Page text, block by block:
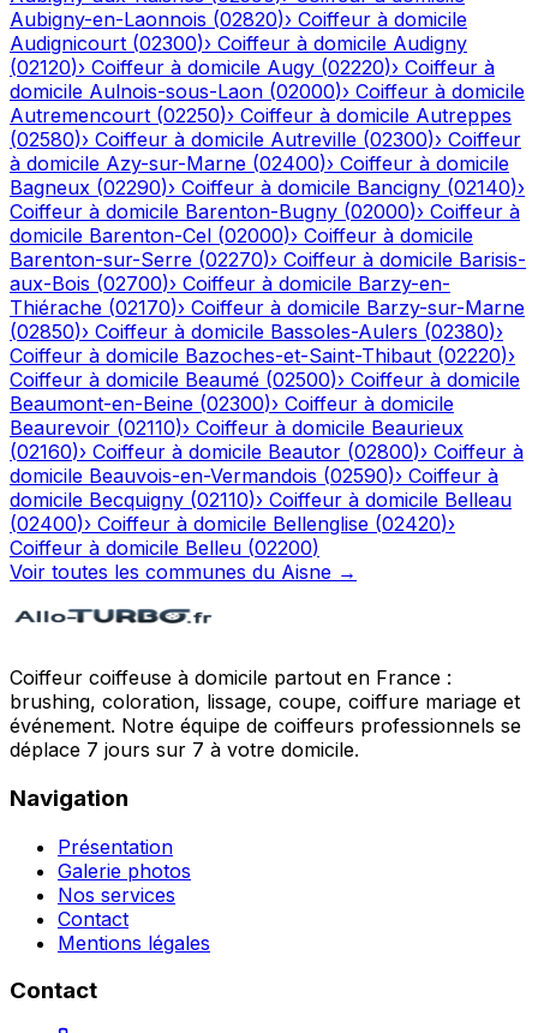
Aubigny-en-Laonnois (02820)› Coiffeur à domicile
Audignicourt (02300)› Coiffeur à domicile Audigny
(02120)› Coiffeur à domicile Augy (02220)› Coiffeur à
domicile Aulnois-sous-Laon (02000)› Coiffeur à domicile
Autremencourt (02250)› Coiffeur à domicile Autreppes
(02580)› Coiffeur à domicile Autreville (02300)› Coiffeur
à domicile Azy-sur-Marne (02400)› Coiffeur à domicile
Bagneux (02290)› Coiffeur à domicile Bancigny (02140)›
Coiffeur à domicile Barenton-Bugny (02000)› Coiffeur à
domicile Barenton-Cel (02000)› Coiffeur à domicile
Barenton-sur-Serre (02270)› Coiffeur à domicile Barisis-
aux-Bois (02700)› Coiffeur à domicile Barzy-en-
Thiérache (02170)› Coiffeur à domicile Barzy-sur-Marne
(02850)› Coiffeur à domicile Bassoles-Aulers (02380)›
Coiffeur à domicile Bazoches-et-Saint-Thibaut (02220)›
Coiffeur à domicile Beaumé (02500)› Coiffeur à domicile
Beaumont-en-Beine (02300)› Coiffeur à domicile
Beaurevoir (02110)› Coiffeur à domicile Beaurieux
(02160)› Coiffeur à domicile Beautor (02800)› Coiffeur à
domicile Beauvois-en-Vermandois (02590)› Coiffeur à
domicile Becquigny (02110)› Coiffeur à domicile Belleau
(02400)› Coiffeur à domicile Bellenglise (02420)›
Coiffeur à domicile Belleu (02200)
Voir toutes les communes du Aisne →
Coiffeur coiffeuse à domicile partout en France :
brushing, coloration, lissage, coupe, coiffure mariage et
événement. Notre équipe de coiffeurs professionnels se
déplace 7 jours sur 7 à votre domicile.
Navigation
Présentation
Galerie photos
Nos services
Contact
Mentions légales
Contact